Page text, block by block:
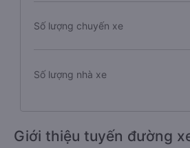
Số lượng chuyến xe
Số lượng nhà xe
Giới thiệu tuyến đường